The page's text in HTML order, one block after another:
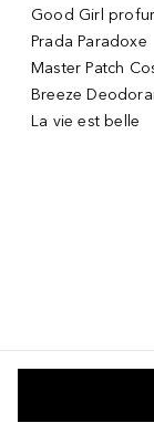
Good Girl
Prada Paradoxe
Master Patch
Breeze
La vie est belle